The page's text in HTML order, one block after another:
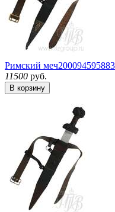
Римский меч
11500 руб.
В корзину